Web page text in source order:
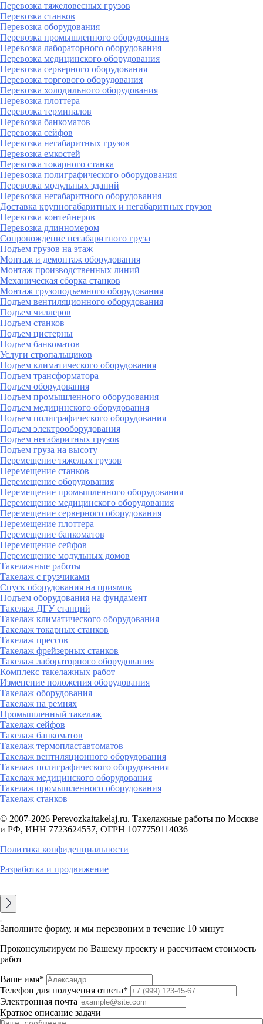
Перевозка тяжеловесных грузов
Перевозка станков
Перевозка оборудования
Перевозка промышленного оборудования
Перевозка лабораторного оборудования
Перевозка медицинского оборудования
Перевозка серверного оборудования
Перевозка торгового оборудования
Перевозка холодильного оборудования
Перевозка плоттера
Перевозка терминалов
Перевозка банкоматов
Перевозка сейфов
Перевозка негабаритных грузов
Перевозка емкостей
Перевозка токарного станка
Перевозка полиграфического оборудования
Перевозка модульных зданий
Перевозка негабаритного оборудования
Доставка крупногабаритных и негабаритных грузов
Перевозка контейнеров
Перевозка длинномером
Сопровождение негабаритного груза
Подъем грузов на этаж
Монтаж и демонтаж оборудования
Монтаж производственных линий
Механическая сборка станков
Монтаж грузоподъемного оборудования
Подъем вентиляционного оборудования
Подъем чиллеров
Подъем станков
Подъем цистерны
Подъем банкоматов
Услуги стропальщиков
Подъем климатического оборудования
Подъем трансформатора
Подъем оборудования
Подъем промышленного оборудования
Подъем медицинского оборудования
Подъем полиграфического оборудования
Подъем электрооборудования
Подъем негабаритных грузов
Подъем груза на высоту
Перемещение тяжелых грузов
Перемещение станков
Перемещение оборудования
Перемещение промышленного оборудования
Перемещение медицинского оборудования
Перемещение серверного оборудования
Перемещение плоттера
Перемещение банкоматов
Перемещение сейфов
Перемещение модульных домов
Такелажные работы
Такелаж с грузчиками
Спуск оборудования на приямок
Подъем оборудования на фундамент
Такелаж ДГУ станций
Такелаж климатического оборудования
Такелаж токарных станков
Такелаж прессов
Такелаж фрейзерных станков
Такелаж лабораторного оборудования
Комплекс такелажных работ
Изменение положения оборудования
Такелаж оборудования
Такелаж на ремнях
Промышленный такелаж
Такелаж сейфов
Такелаж банкоматов
Такелаж термопластавтоматов
Такелаж вентиляционного оборудования
Такелаж полиграфического оборудования
Такелаж медицинского оборудования
Такелаж промышленного оборудования
Такелаж станков
© 2007-2026 Perevozkaitakelaj.ru. Такелажные работы по Москве
и РФ, ИНН 7723624557, ОГРН 1077759114036
Политика конфиденциальности
Разработка и продвижение
Заполните форму, и мы перезвоним в течение 10 минут
Проконсультируем по Вашему проекту и рассчитаем стоимость
работ
Ваше имя*
Телефон для получения ответа*
Электронная почта
Краткое описание задачи